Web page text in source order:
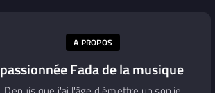
A PROPOS
passionnée Fada de la musique